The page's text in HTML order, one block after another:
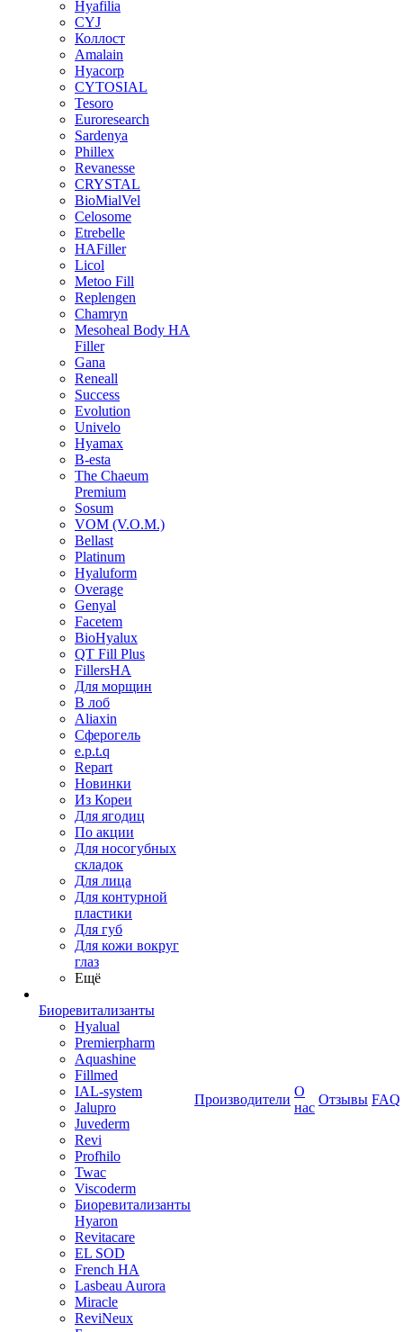
Hyafilia
CYJ
Коллост
Amalain
Hyacorp
CYTOSIAL
Tesoro
Euroresearch
Sardenya
Phillex
Revanesse
CRYSTAL
BioMialVel
Celosome
Etrebelle
HAFiller
Licol
Metoo Fill
Replengen
Chamryn
Mesoheal Body HA
Filler
Gana
Reneall
Success
Evolution
Univelo
Hyamax
B-esta
The Chaeum
Premium
Sosum
VOM (V.O.M.)
Bellast
Platinum
Hyaluform
Overage
Genyal
Facetem
BioHyalux
QT Fill Plus
FillersHA
Для морщин
В лоб
Aliaxin
Сферогель
e.p.t.q
Repart
Новинки
Из Кореи
Для ягодиц
По акции
Для носогубных
складок
Для лица
Для контурной
пластики
Для губ
Для кожи вокруг
глаз
Ещё
Биоревитализанты
Hyalual
Premierpharm
Aquashine
Fillmed
IAL-system
Jalupro
Juvederm
Revi
Profhilo
Twac
Viscoderm
Биоревитализанты
Hyaron
Revitacare
EL SOD
French HA
Lasbeau Aurora
Miracle
ReviNeux
Производители
О
нас
Отзывы FAQ